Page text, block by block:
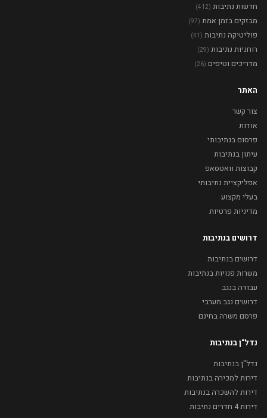
חדשות נתיבות (412)
מבזקים בזמן אמת (97)
פוליטיקה נתיבות (41)
רוחניות נתיבות (29)
מדריכים וטיפים (26)
האתר
צור קשר
אודות
פרסום בנתיבותי
עיתון בנתיבות
קבוצות וואטסאפ
אפליקציית נתיבותי
בעלי מקצוע
מדיניות פרטיות
דרושים בנתיבות
דרושים בנתיבות
משרות פנויות בנתיבות
עבודה בנגב
דרושים נגב מערבי
פרסם משרה בחינם
נדל"ן בנתיבות
נדל"ן בנתיבות
דירות למכירה בנתיבות
דירות להשכרה בנתיבות
דירות 4 חדרים נתיבות